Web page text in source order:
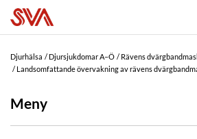
Djurhälsa Djursjukdomar A–Ö
Rävens
Landsomfattande övervakning av rävens
Meny